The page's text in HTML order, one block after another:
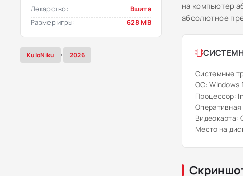
Лекарство:
Вшита
Размер игры:
628 MB
KuloNiku , 2026
на компьютер
абсолютное
Системные
ОС: Windows
Процессор:
Видеокарта:
Место на